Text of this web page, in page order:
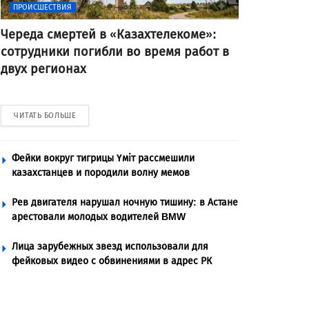
ПРОИСШЕСТВИЯ
Череда смертей в «Казахтелекоме»:
сотрудники погибли во время работ в
двух регионах
ЧИТАТЬ БОЛЬШЕ
Фейки вокруг тигрицы Үміт рассмешили
казахстанцев и породили волну мемов
Рев двигателя нарушал ночную тишину: в Астане
арестовали молодых водителей BMW
Лица зарубежных звезд использовали для
фейковых видео с обвинениями в адрес РК